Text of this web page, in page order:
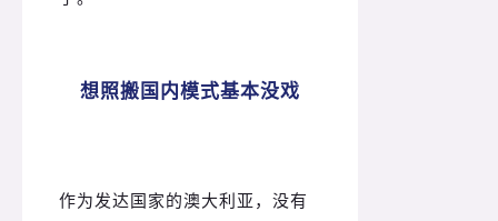
想照搬国内模式基本没戏
作为发达国家的澳大利亚，没有